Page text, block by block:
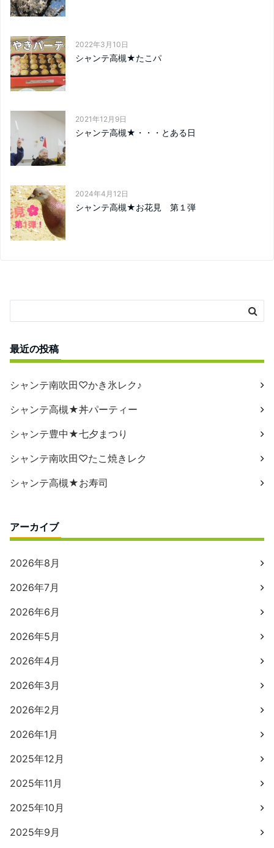
2022年3月10日
シャンテ高槻★たこパ
2021年12月9日
シャンテ高槻★・・・とある日
2024年4月12日
シャンテ高槻★お花見 第１弾
最近の投稿
シャンテ南吹田♡かき氷レク♪
シャンテ高槻★丼パーティー
シャンテ豊中★七夕まつり
シャンテ南吹田♡たこ焼きレク
シャンテ高槻★お寿司
アーカイブ
2026年8月
2026年7月
2026年6月
2026年5月
2026年4月
2026年3月
2026年2月
2026年1月
2025年12月
2025年11月
2025年10月
2025年9月